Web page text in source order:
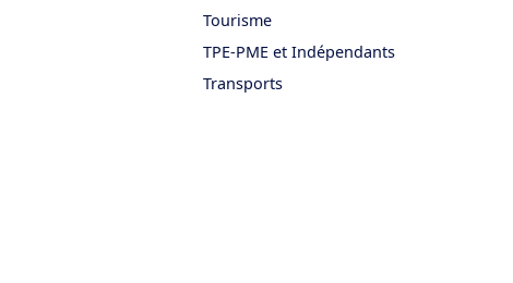
Tourisme
TPE-PME et Indépendants
Transports